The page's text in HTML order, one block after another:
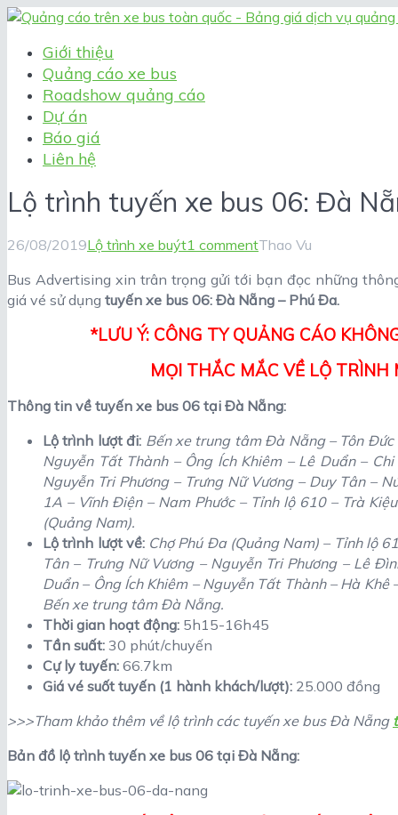
Giới thiệu
Quảng cáo xe bus
Roadshow quảng cáo
Dự án
Báo giá
Liên hệ
Lộ trình tuyến xe bus 06: Đà
26/08/2019Lộ trình xe buýt1 commentThao Vu
Bus Advertising xin trân trọng gửi tới bạn đọc những
giá vé sử dụng tuyến xe bus 06: Đà Nẵng – Phú Đa.
*LƯU Ý: CÔNG TY QUẢNG CÁO
MỌI THẮC MẮC VỀ LỘ TRÌNH
Thông tin về tuyến xe bus 06 tại Đà Nẵng:
Lộ trình lượt đi: Bến xe trung tâm Đà Nẵng – Tôn Đức
Nguyễn Tất Thành – Ông Ích Khiêm – Lê Duẩn –
Nguyễn Tri Phương – Trưng Nữ Vương – Duy Tân –
1A – Vĩnh Điện – Nam Phước – Tỉnh lộ 610 – Trà
(Quảng Nam).
Lộ trình lượt về: Chợ Phú Đa (Quảng Nam) – Tỉnh lộ
Tân – Trưng Nữ Vương – Nguyễn Tri Phương – Lê
Duẩn – Ông Ích Khiêm – Nguyễn Tất Thành – Hà
Bến xe trung tâm Đà Nẵng.
Thời gian hoạt động: 5h15-16h45
Tần suất: 30 phút/chuyến
Cự ly tuyến: 66.7km
Giá vé suốt tuyến (1 hành khách/lượt): 25.000 đồng
>>>Tham khảo thêm về lộ trình các tuyến xe bus Đà Nẵng
Bản đồ lộ trình tuyến xe bus 06 tại Đà Nẵng: